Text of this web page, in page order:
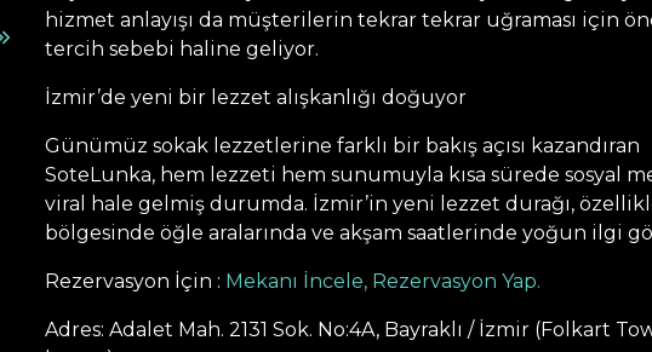
hizmet anlayışı da müşterilerin tekrar tekrar uğraması için
tercih sebebi haline geliyor.
İzmir’de yeni bir lezzet alışkanlığı doğuyor
Günümüz sokak lezzetlerine farklı bir bakış açısı kazandıran
SoteLunka, hem lezzeti hem sunumuyla kısa sürede sosyal
viral hale gelmiş durumda. İzmir’in yeni lezzet durağı,
bölgesinde öğle aralarında ve akşam saatlerinde yoğun ilgi
Rezervasyon İçin : Mekanı İncele, Rezervasyon Yap.
Adres: Adalet Mah. 2131 Sok. No:4A, Bayraklı / İzmir (Folkart